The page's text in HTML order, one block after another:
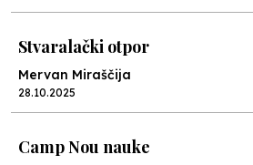
Stvaralački otpor
Mervan Miraščija
28.10.2025
Camp Nou nauke